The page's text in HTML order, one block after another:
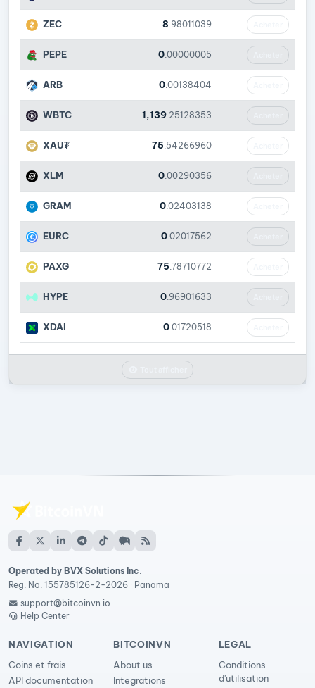
ZEC 8 .98011039
PEPE 0 .00000005
ARB 0 .00138404
WBTC 1,139 .25128353
XAU₮ 75 .54266960
XLM 0 .00290356
GRAM 0 .02403138
EURC 0 .02017562
PAXG 75 .78710772
HYPE 0 .96901633
XDAI 0 .01720518
Operated by BVX Solutions Inc.
Reg. No. 155785126-2-2026 · Panama
support@bitcoinvn.io
Help Center
NAVIGATION
Coins et frais
API documentation
BITCOINVN
About us
Integrations
LEGAL
Conditions
d'utilisation